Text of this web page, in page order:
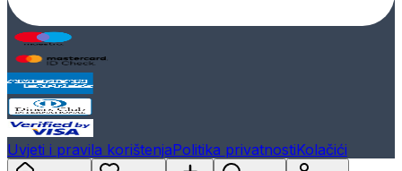
Uvjeti i pravila korištenjaPolitika privatnostiKolačići